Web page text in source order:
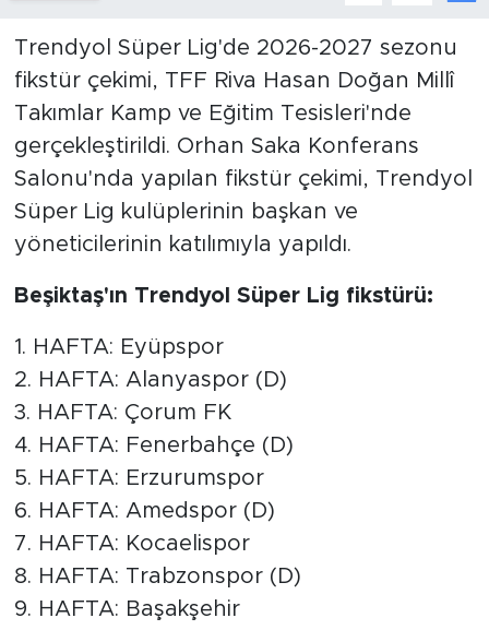
Trendyol Süper Lig'de 2026-2027 sezonu
fikstür çekimi, TFF Riva Hasan Doğan Millî
Takımlar Kamp ve Eğitim Tesisleri'nde
gerçekleştirildi. Orhan Saka Konferans
Salonu'nda yapılan fikstür çekimi, Trendyol
Süper Lig kulüplerinin başkan ve
yöneticilerinin katılımıyla yapıldı.
Beşiktaş'ın Trendyol Süper Lig fikstürü:
1. HAFTA: Eyüpspor
2. HAFTA: Alanyaspor (D)
3. HAFTA: Çorum FK
4. HAFTA: Fenerbahçe (D)
5. HAFTA: Erzurumspor
6. HAFTA: Amedspor (D)
7. HAFTA: Kocaelispor
8. HAFTA: Trabzonspor (D)
9. HAFTA: Başakşehir